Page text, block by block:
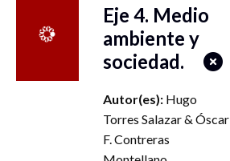
les Mondes Ibériques
Contemporains (1)
Centro de Investigación
y Docencia
Interdisciplinarias en
Aikin Araluce, O. (1)
Alarcón Menchaca,
Eje 4. Medio
ambiente y
sociedad.
Autor(es): Hugo
Torres Salazar& Óscar
F. Contreras